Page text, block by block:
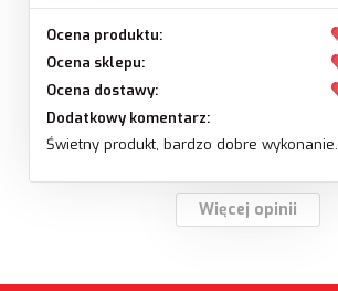
Ocena produktu:
Ocena sklepu:
Ocena dostawy:
Dodatkowy komentarz:
Świetny produkt, bardzo dobre wykonanie.
Więcej opinii